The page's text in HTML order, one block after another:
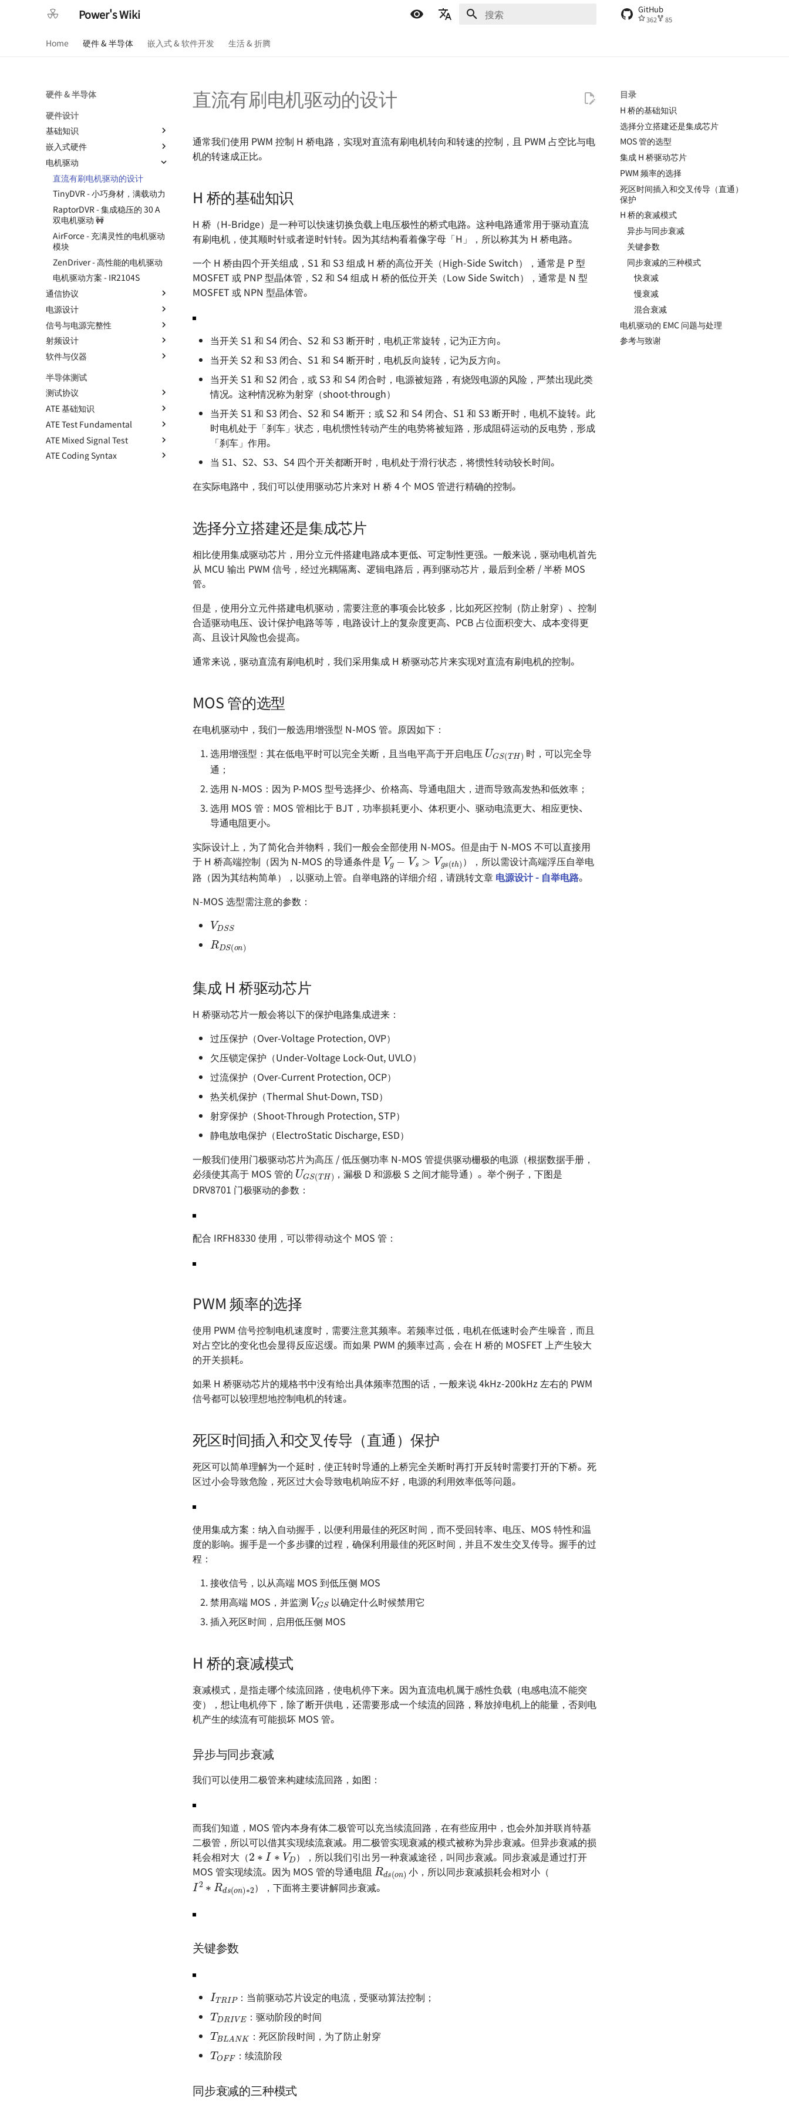
Power's Wiki GitHub
362 85
Home 硬件 & 半导体 嵌入式 & 软件开发 生活 & 折腾
硬件 & 半导体
硬件设计
基础知识
基本元器件 - 电阻
基本元器件 - 电容
基本元器件 - 电感与磁珠
基本元器件 - 二极管
基本元器件 - 晶体三级管
基本元器件 - 场效应管
基本元器件 - 光电耦合器
基本元器件 - 运算放大器
数字电路基础知识
ADC 与 DAC 基础知识
推挽与开漏输出
共模信号与差模信号
数字电路中的竞争与冒险
存储器的分类
锂电池选型指南
编码器的几种输出方式
防反接电路的设计
个人 PCB 设计规范
嵌入式硬件
RobotCtrl - STM32 通用开发套
件
RobotCtrl_Core - 核心板
RobotCtrl_Func - 外设拓展板
RobotCtrl_Power - 电源供电板
Flip - 基于全志 F1C200s 的
Linux 开发板
OSD335x 最小系统的设计
如何设计一款单片机的最小系统
STM32F4 硬件开发
SwiftCtrl - 蓝牙手柄
自制 CMSIS-DAP 🚧
电机驱动
直流有刷电机驱动的设计
TinyDVR - 小巧身材，满载动力
RaptorDVR - 集成稳压的 30 A
双电机驱动 🚧
AirForce - 充满灵性的电机驱动
模块
ZenDriver - 高性能的电机驱动
电机驱动方案 - IR2104S
通信协议
通信协议 - 数字逻辑电平
通信协议 - 串口通信
通信协议 - SPI
通信协议 - I2C
通信协议 - CAN 🚧
通信协议 - USB 🚧
通信协议 - 以太网 🚧
电源设计
电源设计 - 方案确定
电源拓扑 - 线性稳压
电源拓扑 - 开关稳压（非隔离
电源拓扑 - 开关稳压（隔离型）
电源设计 - 开关稳压 IC（非隔离
型）
电源设计 - 自举电路
电源设计 - 纹波噪声与测量方法
电源设计 - LDO 电源抑制比
信号与电源完整性
高速电路的设计 🚧
信号完整性 - 基础概念
信号完整性 - 时域与频域
信号完整性 - 阻抗与电气模型
信号完整性 - 传输线 🚧
信号完整性 - 失真 🚧
信号完整性 - 串扰 🚧
电源完整性设计
射频设计
射频 - 组件与系统 - 导线
射频 - 组件与系统 - 电阻
射频 - 组件与系统 - 电容
射频 - 谐振电路 - 基本定义
射频 - 谐振电路 - 无损组件的共
振
射频 - 谐振电路 - 负载 Q 值 🚧
射频 - S 参数
软件与仪器
AD 常用技巧
AD 基本操作 - 环境搭建
AD 基本操作 - 基础知识
AD 基本操作 - 原理图绘制
AD 基本操作 - 多板系统设计 🚧
AD 使用 Git 的注意事项
半导体测试
测试协议
Test Interface 与 TIC 基础
AHB 上的 TIC
ATE 基础知识
半导体测试基础 - 基本概念
半导体测试基础 - OS 测试
半导体测试基础 - DC 参数测试
ATE Test Fundamental
Continuity Test
DC Parameters
ATE Mixed Signal Test
Basics of Mixed Signal Test
ATE Coding Syntax
目录
H 桥的基础知识
选择分立搭建还是集成芯片
MOS 管的选型
集成 H 桥驱动芯片
PWM 频率的选择
死区时间插入和交叉传导（直通）
保护
H 桥的衰减模式
异步与同步衰减
关键参数
同步衰减的三种模式
快衰减
慢衰减
混合衰减
电机驱动的 EMC 问题与处理
参考与致谢
直流有刷电机驱动的设计
通常我们使用 PWM 控制 H 桥电路，实现对直流有刷电机转向和转速的控制，且 PWM 占空比与电
机的转速成正比。
H 桥的基础知识
H 桥（H-Bridge）是一种可以快速切换负载上电压极性的桥式电路。这种电路通常用于驱动直流
有刷电机，使其顺时针或者逆时针转。因为其结构看着像字母「H」，所以称其为 H 桥电路。
一个 H 桥由四个开关组成，S1 和 S3 组成 H 桥的高位开关（High-Side Switch），通常是 P 型
MOSFET 或 PNP 型晶体管，S2 和 S4 组成 H 桥的低位开关（Low Side Switch），通常是 N 型
MOSFET 或 NPN 型晶体管。
当开关 S1 和 S4 闭合、S2 和 S3 断开时，电机正常旋转，记为正方向。
当开关 S2 和 S3 闭合、S1 和 S4 断开时，电机反向旋转，记为反方向。
当开关 S1 和 S2 闭合，或 S3 和 S4 闭合时，电源被短路，有烧毁电源的风险，严禁出现此类
情况。这种情况称为射穿（shoot-through）
当开关 S1 和 S3 闭合、S2 和 S4 断开；或 S2 和 S4 闭合、S1 和 S3 断开时，电机不旋转。此
时电机处于「刹车」状态，电机惯性转动产生的电势将被短路，形成阻碍运动的反电势，形成
「刹车」作用。
当 S1、S2、S3、S4 四个开关都断开时，电机处于滑行状态，将惯性转动较长时间。
在实际电路中，我们可以使用驱动芯片来对 H 桥 4 个 MOS 管进行精确的控制。
选择分立搭建还是集成芯片
相比使用集成驱动芯片，用分立元件搭建电路成本更低、可定制性更强。一般来说，驱动电机首先
从 MCU 输出 PWM 信号，经过光耦隔离、逻辑电路后，再到驱动芯片，最后到全桥 / 半桥 MOS
管。
但是，使用分立元件搭建电机驱动，需要注意的事项会比较多，比如死区控制（防止射穿）、控制
合适驱动电压、设计保护电路等等，电路设计上的复杂度更高、PCB 占位面积变大、成本变得更
高、且设计风险也会提高。
通常来说，驱动直流有刷电机时，我们采用集成 H 桥驱动芯片来实现对直流有刷电机的控制。
MOS 管的选型
在电机驱动中，我们一般选用增强型 N-MOS 管。原因如下：
选用增强型：其在低电平时可以完全关断，且当电平高于开启电压
时，可以完全导
通；
选用 N-MOS：因为 P-MOS 型号选择少、价格高、导通电阻大，进而导致高发热和低效率；
选用 MOS 管：MOS 管相比于 BJT，功率损耗更小、体积更小、驱动电流更大、相应更快、
导通电阻更小。
实际设计上，为了简化合并物料，我们一般会全部使用 N-MOS。但是由于 N-MOS 不可以直接用
于 H 桥高端控制（因为 N-MOS 的导通条件是
Vg−Vs> Vgs(th)
），所以需设计高端浮压自举电
路（因为其结构简单），以驱动上管。自举电路的详细介绍，请跳转文章 电源设计 - 自举电路。
N-MOS 选型需注意的参数：
RDS(
集成 H 桥驱动芯片
H 桥驱动芯片一般会将以下的保护电路集成进来：
过压保护（Over-Voltage Protection, OVP）
欠压锁定保护（Under-Voltage Lock-Out, UVLO）
过流保护（Over-Current Protection, OCP）
热关机保护（Thermal Shut-Down, TSD）
射穿保护（Shoot-Through Protection, STP）
静电放电保护（ElectroStatic Discharge, ESD）
一般我们使用门极驱动芯片为高压 / 低压侧功率 N-MOS 管提供驱动栅极的电源（根据数据手册，
必须使其高于 MOS 管的
UGS(TH)
，漏极 D 和源极 S 之间才能导通）。举个例子，下图是
DRV8701 门极驱动的参数：
配合 IRFH8330 使用，可以带得动这个 MOS 管：
PWM 频率的选择
使用 PWM 信号控制电机速度时，需要注意其频率。若频率过低，电机在低速时会产生噪音，而且
对占空比的变化也会显得反应迟缓。而如果 PWM 的频率过高，会在 H 桥的 MOSFET 上产生较大
的开关损耗。
如果 H 桥驱动芯片的规格书中没有给出具体频率范围的话，一般来说 4kHz-200kHz 左右的 PWM
信号都可以较理想地控制电机的转速。
死区时间插入和交叉传导（直通）保护
死区可以简单理解为一个延时，使正转时导通的上桥完全关断时再打开反转时需要打开的下桥。死
区过小会导致危险，死区过大会导致电机响应不好，电源的利用效率低等问题。
使用集成方案：纳入自动握手，以便利用最佳的死区时间，而不受回转率、电压、MOS 特性和温
度的影响。握手是一个多步骤的过程，确保利用最佳的死区时间，并且不发生交叉传导。握手的过
程：
接收信号，以从高端 MOS 到低压侧 MOS
禁用高端 MOS，并监测
V G S
以确定什么时候禁用它
插入死区时间，启用低压侧 MOS
H 桥的衰减模式
衰减模式，是指走哪个续流回路，使电机停下来。因为直流电机属于感性负载（电感电流不能突
变），想让电机停下，除了断开供电，还需要形成一个续流的回路，释放掉电机上的能量，否则电
机产生的续流有可能损坏 MOS 管。
异步与同步衰减
我们可以使用二极管来构建续流回路，如图：
而我们知道，MOS 管内本身有体二极管可以充当续流回路，在有些应用中，也会外加并联肖特基
二极管，所以可以借其实现续流衰减。用二极管实现衰减的模式被称为异步衰减。但异步衰减的损
耗会相对大（
2∗I∗VD
），所以我们引出另一种衰减途径，叫同步衰减。同步衰减是通过打开
MOS 管实现续流。因为 MOS 管的导通电阻
Rds(on)
小，所以同步衰减损耗会相对小（
I2∗ Rds(on)∗2
），下面将主要讲解同步衰减。
关键参数
：当前驱动芯片设定的电流，受驱动算法控制；
TDRI V E
：驱动阶段的时间
TBLAN K
：死区阶段时间，为了防止射穿
TOFF
：续流阶段
同步衰减的三种模式